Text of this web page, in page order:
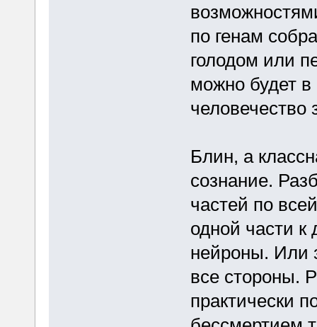
по генам
голодом или
можно будет в
человечество
Блин, а
сознание.
частей по
одной части к
нейроны. Или
все стороны.
практически